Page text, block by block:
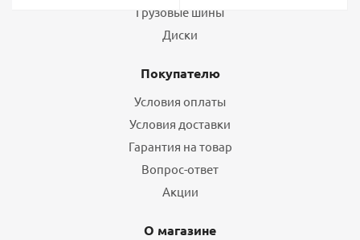
Грузовые шины
Диски
Покупателю
Условия оплаты
Условия доставки
Гарантия на товар
Вопрос-ответ
Акции
О магазине